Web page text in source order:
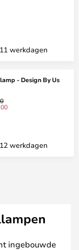
werkdagen
- Design By Us
werkdagen
ingebouwde